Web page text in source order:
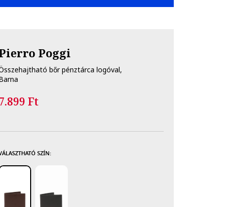
Poggi
bőr pénztárca logóval,
Ft
SZÍN: